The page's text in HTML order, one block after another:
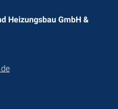
Heizungsbau GmbH &